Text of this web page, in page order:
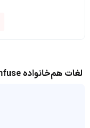
لغات هم‌خانواده confuse